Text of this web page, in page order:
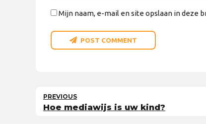
Mijn naam, e-mail en site opslaan in deze
POST COMMENT
PREVIOUS
Hoe mediawijs is uw kind?